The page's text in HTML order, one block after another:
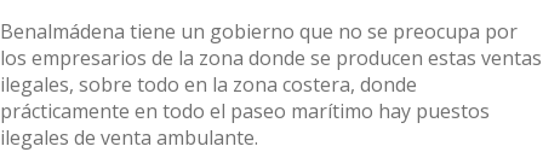
Benalmádena tiene un gobierno que no se preocupa por
los empresarios de la zona donde se producen estas ventas
ilegales, sobre todo en la zona costera, donde
prácticamente en todo el paseo marítimo hay puestos
ilegales de venta ambulante.